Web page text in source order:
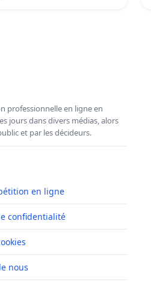
professionnelle en ligne en
jours dans divers médias, alors
et par les décideurs.
en ligne
confidentialité
nous